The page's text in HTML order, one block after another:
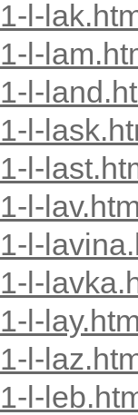
l-
l-
l-
l-
l-
l-
l-
l-
l-
l-
l-